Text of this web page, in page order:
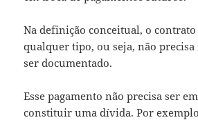
Na definição conceitual, o contrato
qualquer tipo, ou seja, não precisa
ser documentado.
Esse pagamento não precisa ser
constituir uma dívida. Por